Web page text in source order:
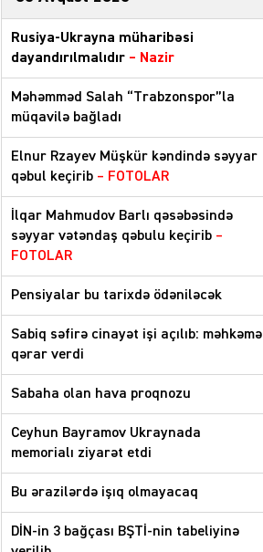
Rusiya-Ukrayna müharibəsi
dayandırılmalıdır – Nazir
Məhəmməd Salah “Trabzonspor”la
müqavilə bağladı
Elnur Rzayev Müşkür kəndində səyyar
qəbul keçirib – FOTOLAR
İlqar Mahmudov Barlı qəsəbəsində
səyyar vətəndaş qəbulu keçirib –
FOTOLAR
Pensiyalar bu tarixdə ödəniləcək
Sabiq səfirə cinayət işi açılıb: məhkəmə
qərar verdi
Sabaha olan hava proqnozu
Ceyhun Bayramov Ukraynada
memorialı ziyarət etdi
Bu ərazilərdə işıq olmayacaq
DİN-in 3 bağçası BŞTİ-nin tabeliyinə